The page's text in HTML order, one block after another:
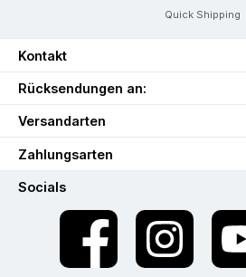
Quick Shipping
Kontakt
Rücksendungen an:
Versandarten
Zahlungsarten
Socials
Facebook Instagram YouTube